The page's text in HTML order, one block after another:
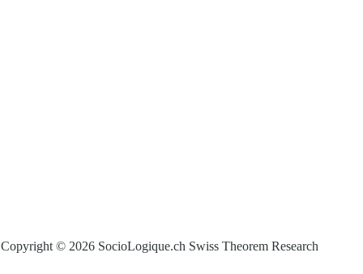
Copyright © 2026 SocioLogique.ch Swiss Theorem Research